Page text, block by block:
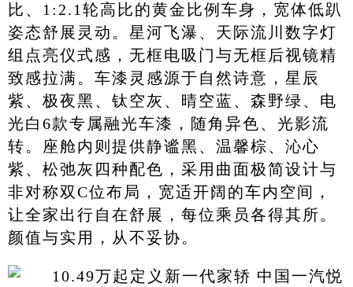
比、1:2.1轮高比的黄金比例车身，宽体低趴
姿态舒展灵动。星河飞瀑、天际流川数字灯
组点亮仪式感，无框电吸门与无框后视镜精
致感拉满。车漆灵感源于自然诗意，星辰
紫、极夜黑、钛空灰、晴空蓝、森野绿、电
光白6款专属融光车漆，随角异色、光影流
转。座舱内则提供静谧黑、温馨棕、沁心
紫、松弛灰四种配色，采用曲面极简设计与
非对称双C位布局，宽适开阔的车内空间，
让全家出行自在舒展，每位乘员各得其所。
颜值与实用，从不妥协。